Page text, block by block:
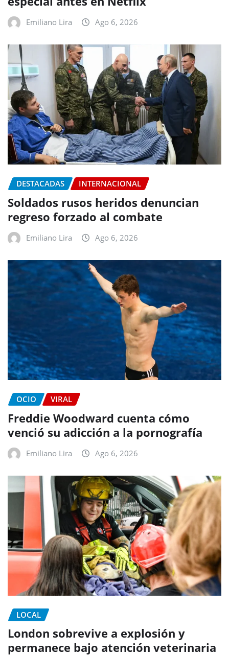
Emiliano Lira Ago 6, 2026
DESTACADAS INTERNACIONAL
Soldados rusos heridos denuncian
regreso forzado al combate
Emiliano Lira Ago 6, 2026
OCIO VIRAL
Freddie Woodward cuenta cómo
venció su adicción a la pornografía
Emiliano Lira Ago 6, 2026
LOCAL
London sobrevive a explosión y
permanece bajo atención veterinaria